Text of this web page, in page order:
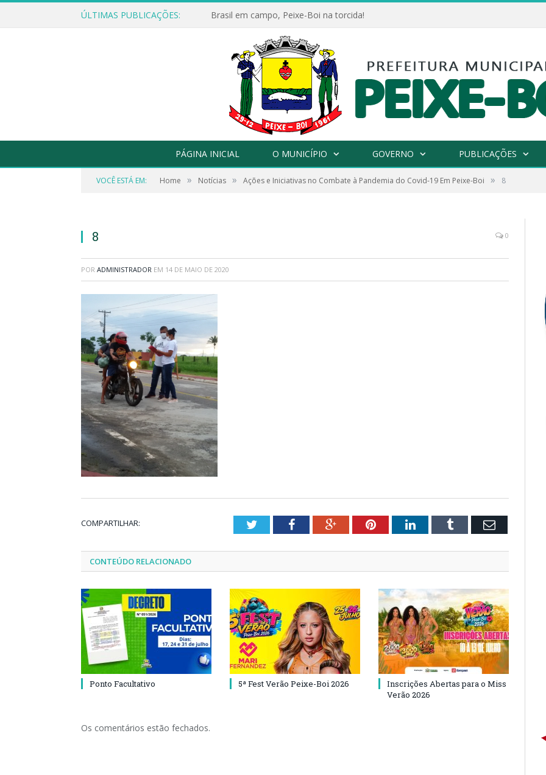
ÚLTIMAS PUBLICAÇÕES: Brasil em campo, Peixe-Boi na torcida!
PÁGINA INICIAL O MUNICÍPIO GOVERNO PUBLICAÇÕES
VOCÊ ESTÁ EM: Home » Notícias » Ações e Iniciativas no Combate à Pandemia do Covid-19 Em Peixe-Boi » 8
8 0
POR ADMINISTRADOR EM 14 DE MAIO DE 2020
COMPARTILHAR: TwitterFacebookGoogle+PinterestLinkedInTumblr Email
CONTEÚDO RELACIONADO
Ponto Facultativo 5ª Fest Verão Peixe-Boi 2026
Inscrições Abertas para o Miss
Verão 2026
Os comentários estão fechados.